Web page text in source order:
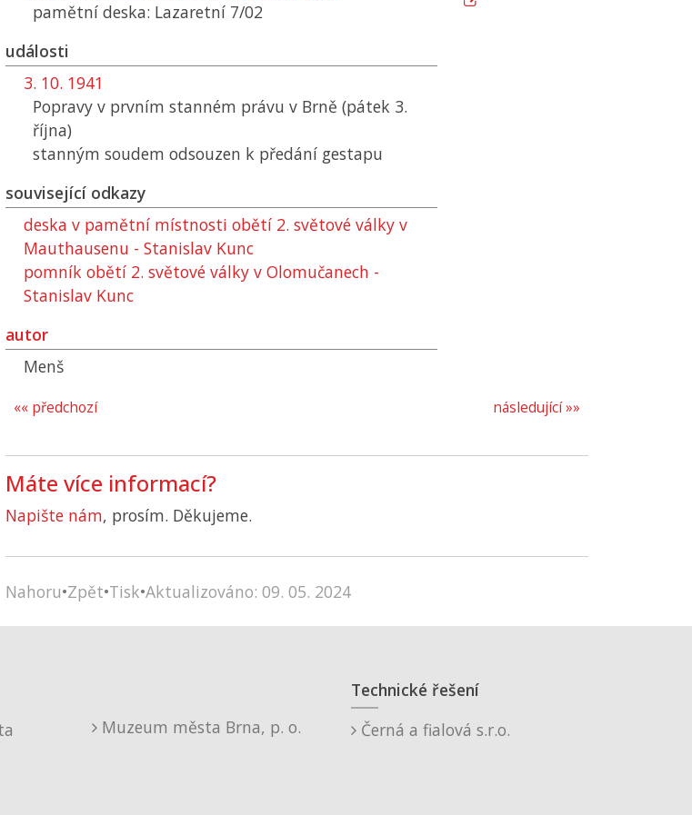
pamětní deska: Lazaretní 7/02
události
3. 10. 1941
Popravy v prvním stanném právu v Brně (pátek 3.
října)
stanným soudem odsouzen k předání gestapu
související odkazy
deska v pamětní místnosti obětí 2. světové války v
Mauthausenu - Stanislav Kunc
pomník obětí 2. světové války v Olomučanech -
Stanislav Kunc
autor
Menš
následující »»
«« předchozí
Máte více informací?
Napište nám, prosím. Děkujeme.
Nahoru•Zpět•Tisk•Aktualizováno: 09. 05. 2024
Muzeum města Brna, p. o.
Technické řešení
Černá a fialová s.r.o.